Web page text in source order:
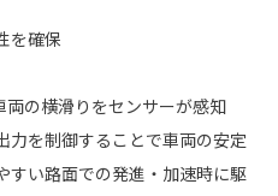
を確保
両の横滑りをセンサーが感知
力を制御することで車両の安定
すい路面での発進・加速時に駆